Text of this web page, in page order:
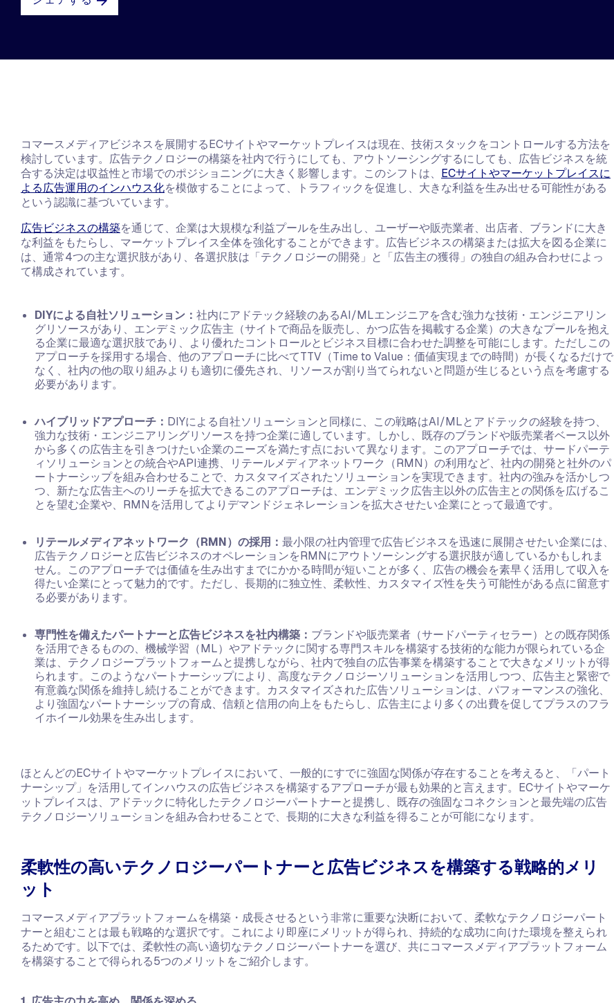
コマースメディアビジネスを展開するECサイトやマーケットプレイスは現在、技術スタックをコントロールする方法を
検討しています。広告テクノロジーの構築を社内で行うにしても、アウトソーシングするにしても、広告ビジネスを統
合する決定は収益性と市場でのポジショニングに大きく影響します。このシフトは、 ECサイトやマーケットプレイスに
よる広告運用のインハウス化を模倣することによって、トラフィックを促進し、大きな利益を生み出せる可能性がある
という認識に基づいています。
広告ビジネスの構築を通じて、企業は大規模な利益プールを生み出し、ユーザーや販売業者、出店者、ブランドに大き
な利益をもたらし、マーケットプレイス全体を強化することができます。広告ビジネスの構築または拡大を図る企業に
は、通常4つの主な選択肢があり、各選択肢は「テクノロジーの開発」と「広告主の獲得」の独自の組み合わせによっ
て構成されています。
DIYによる自社ソリューション： 社内にアドテック経験のあるAI/MLエンジニアを含む強力な技術・エンジニアリン
グリソースがあり、エンデミック広告主（サイトで商品を販売し、かつ広告を掲載する企業）の大きなプールを抱え
る企業に最適な選択肢であり、より優れたコントロールとビジネス目標に合わせた調整を可能にします。ただしこの
アプローチを採用する場合、他のアプローチに比べてTTV（Time to Value：価値実現までの時間）が長くなるだけで
なく、社内の他の取り組みよりも適切に優先され、リソースが割り当てられないと問題が生じるという点を考慮する
必要があります。
ハイブリッドアプローチ： DIYによる自社ソリューションと同様に、この戦略はAI/MLとアドテックの経験を持つ、
強力な技術・エンジニアリングリソースを持つ企業に適しています。しかし、既存のブランドや販売業者ベース以外
から多くの広告主を引きつけたい企業のニーズを満たす点において異なります。このアプローチでは、サードパーテ
ィソリューションとの統合やAPI連携、リテールメディアネットワーク（RMN）の利用など、社内の開発と社外のパ
ートナーシップを組み合わせることで、カスタマイズされたソリューションを実現できます。社内の強みを活かしつ
つ、新たな広告主へのリーチを拡大できるこのアプローチは、エンデミック広告主以外の広告主との関係を広げるこ
とを望む企業や、RMNを活用してよりデマンドジェネレーションを拡大させたい企業にとって最適です。
リテールメディアネットワーク（RMN）の採用： 最小限の社内管理で広告ビジネスを迅速に展開させたい企業には、
広告テクノロジーと広告ビジネスのオペレーションをRMNにアウトソーシングする選択肢が適しているかもしれま
せん。このアプローチでは価値を生み出すまでにかかる時間が短いことが多く、広告の機会を素早く活用して収入を
得たい企業にとって魅力的です。ただし、長期的に独立性、柔軟性、カスタマイズ性を失う可能性がある点に留意す
る必要があります。
専門性を備えたパートナーと広告ビジネスを社内構築： ブランドや販売業者（サードパーティセラー）との既存関係
を活用できるものの、機械学習（ML）やアドテックに関する専門スキルを構築する技術的な能力が限られている企
業は、テクノロジープラットフォームと提携しながら、社内で独自の広告事業を構築することで大きなメリットが得
られます。このようなパートナーシップにより、高度なテクノロジーソリューションを活用しつつ、広告主と緊密で
有意義な関係を維持し続けることができます。カスタマイズされた広告ソリューションは、パフォーマンスの強化、
より強固なパートナーシップの育成、信頼と信用の向上をもたらし、広告主により多くの出費を促してプラスのフラ
イホイール効果を生み出します。
ほとんどのECサイトやマーケットプレイスにおいて、一般的にすでに強固な関係が存在することを考えると、「パート
ナーシップ」を活用してインハウスの広告ビジネスを構築するアプローチが最も効果的と言えます。ECサイトやマーケ
ットプレイスは、アドテックに特化したテクノロジーパートナーと提携し、既存の強固なコネクションと最先端の広告
テクノロジーソリューションを組み合わせることで、長期的に大きな利益を得ることが可能になります。
柔軟性の高いテクノロジーパートナーと広告ビジネスを構築する戦略的メリ
ット
コマースメディアプラットフォームを構築・成長させるという非常に重要な決断において、柔軟なテクノロジーパート
ナーと組むことは最も戦略的な選択です。これにより即座にメリットが得られ、持続的な成功に向けた環境を整えられ
るためです。以下では、柔軟性の高い適切なテクノロジーパートナーを選び、共にコマースメディアプラットフォーム
を構築することで得られる5つのメリットをご紹介します。